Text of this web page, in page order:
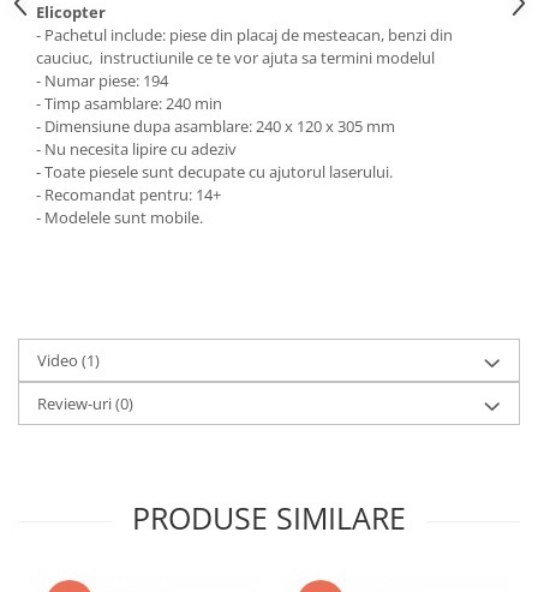
Elicopter
- Pachetul include: piese din placaj de mesteacan, benzi din
cauciuc, instructiunile ce te vor ajuta sa termini modelul
- Numar piese: 194
- Timp asamblare: 240 min
- Dimensiune dupa asamblare: 240 x 120 x 305 mm
- Nu necesita lipire cu adeziv
- Toate piesele sunt decupate cu ajutorul laserului.
- Recomandat pentru: 14+
- Modelele sunt mobile.
Video (1)
Review-uri(0)
PRODUSE SIMILARE